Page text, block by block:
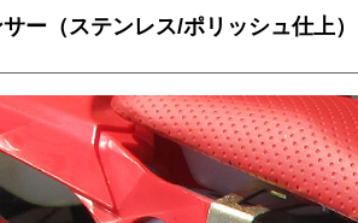
ー（ステンレス/ポリッシュ仕上